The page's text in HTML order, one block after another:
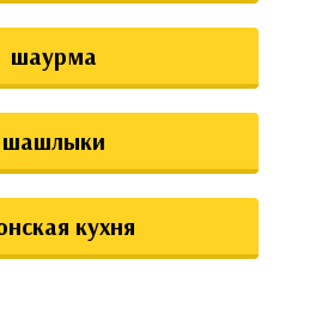
шаурма
шашлыки
кухня